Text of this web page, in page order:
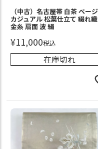
（中古）名古屋帯 白茶 ベー
カジュアル 松葉仕立て 綴れ
金糸 扇面 波 絹
¥11,000税込
在庫切れ